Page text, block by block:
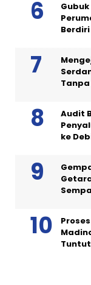
Berdiri
Tanpa
Audit
ke